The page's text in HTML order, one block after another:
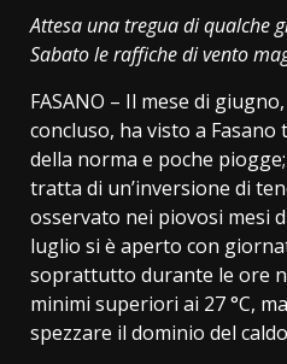
Attesa una tregua di qualche
Sabato le raffiche di vento
FASANO – Il mese di
concluso, ha visto a
della norma e poche
tratta di un’inversione di
osservato nei piovosi mesi
luglio si è aperto con
soprattutto durante le ore
minimi superiori ai 27 °C,
spezzare il dominio del